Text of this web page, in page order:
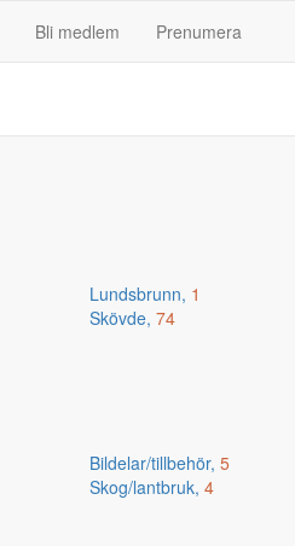
Bli medlem Prenumera
Lundsbrunn, 1
Skövde, 74
Bildelar/tillbehör, 5
Skog/lantbruk, 4